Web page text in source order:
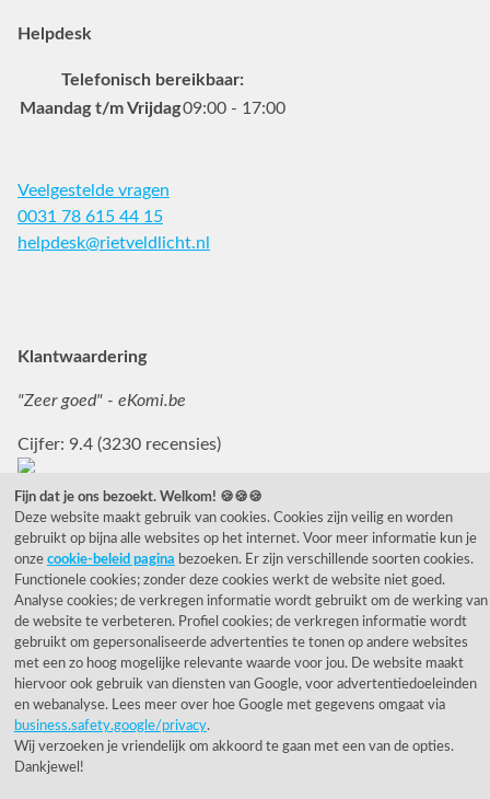
Helpdesk
Telefonisch bereikbaar:
Maandag t/m Vrijdag09:00 - 17:00
Veelgestelde vragen
0031 78 615 44 15
helpdesk@rietveldlicht.nl
Klantwaardering
"Zeer goed" - eKomi.be
Cijfer: 9.4 (3230 recensies)
© 1955 - 2026 Rietveld Licht B.V.
Fijn dat je ons bezoekt. Welkom! 🍪🍪🍪
Deze website maakt gebruik van cookies. Cookies zijn veilig en worden
gebruikt op bijna alle websites op het internet. Voor meer informatie kun je
onze cookie-beleid pagina bezoeken. Er zijn verschillende soorten cookies.
Functionele cookies; zonder deze cookies werkt de website niet goed.
Analyse cookies; de verkregen informatie wordt gebruikt om de werking van
de website te verbeteren. Profiel cookies; de verkregen informatie wordt
gebruikt om gepersonaliseerde advertenties te tonen op andere websites
met een zo hoog mogelijke relevante waarde voor jou. De website maakt
hiervoor ook gebruik van diensten van Google, voor advertentiedoeleinden
en webanalyse. Lees meer over hoe Google met gegevens omgaat via
business.safety.google/privacy.
Wij verzoeken je vriendelijk om akkoord te gaan met een van de opties.
Dankjewel!